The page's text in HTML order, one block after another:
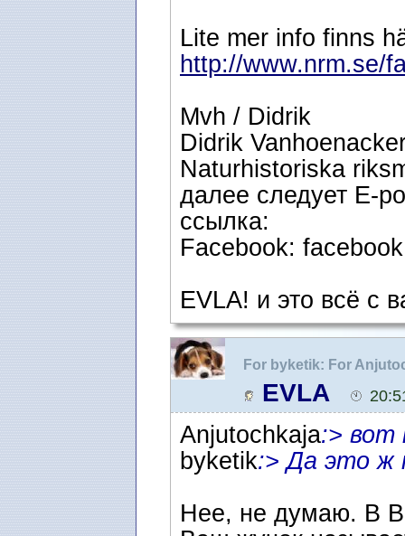
Lite mer info finns
http://www.nrm.se/
Mvh / Didrik
Didrik
Naturhistoriska
далее следует E-
ссылка:
Facebook:
EVLA! и это всё с
For byketik: For
муравьи и разные
EVLA
Anjutochkaja:> вот
byketik:> Да это ж
Нее, не думаю. В